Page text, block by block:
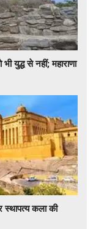
युद्ध से नहीं; महाराणा
स्थापत्य कला की